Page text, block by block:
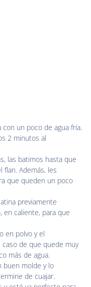
un poco de agua fría.
2 minutos al
las batimos hasta que
flan. Además, les
que queden un poco
previamente
en caliente, para que
en polvo y el
de que quede muy
más de agua.
buen molde y lo
de cuajar.